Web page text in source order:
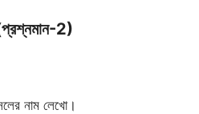
2)
নাম লেখো।